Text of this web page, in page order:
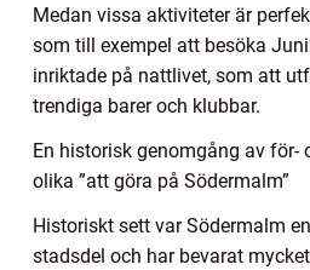
Medan vissa aktiviteter är
som till exempel att besöka
inriktade på nattlivet, som att
trendiga barer och klubbar.
En historisk genomgång av för-
olika ”att göra på Södermalm”
Historiskt sett var Södermalm
stadsdel och har bevarat